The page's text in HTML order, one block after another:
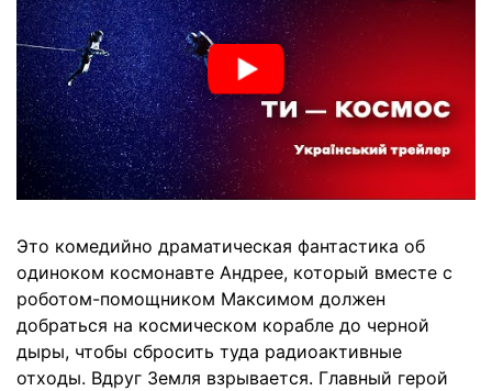
Это комедийно драматическая фантастика об
одиноком космонавте Андрее, который вместе с
роботом-помощником Максимом должен
добраться на космическом корабле до черной
дыры, чтобы сбросить туда радиоактивные
отходы. Вдруг Земля взрывается. Главный герой